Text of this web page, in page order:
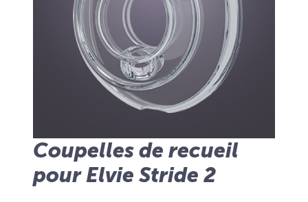
Coupelles de recueil
pour Elvie Stride 2